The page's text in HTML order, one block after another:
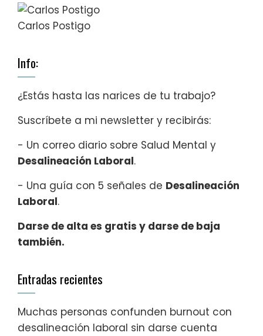
Carlos Postigo
Info:
¿Estás hasta las narices de tu trabajo?
Suscríbete a mi newsletter y recibirás:
- Un correo diario sobre Salud Mental y
Desalineación Laboral.
- Una guía con 5 señales de Desalineación
Laboral.
Darse de alta es gratis y darse de baja
también.
Entradas recientes
Muchas personas confunden burnout con
desalineación laboral sin darse cuenta